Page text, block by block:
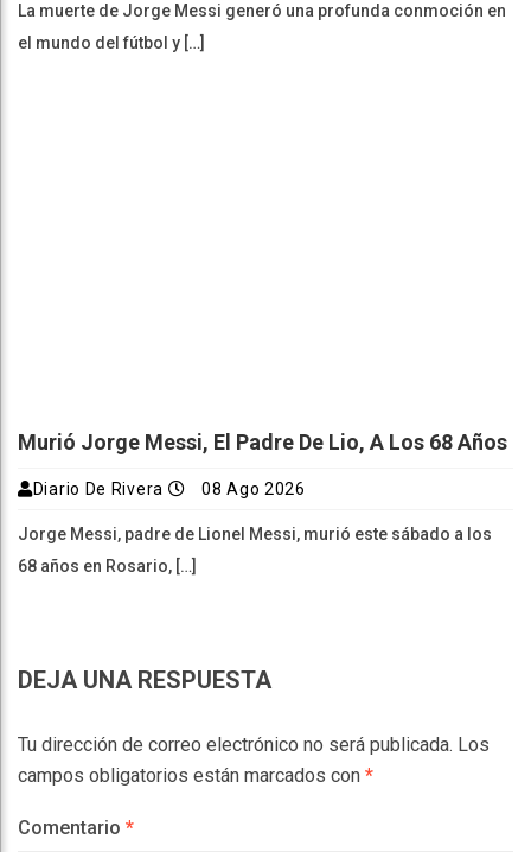
La muerte de Jorge Messi generó una profunda conmoción en
el mundo del fútbol y […]
Murió Jorge Messi, El Padre De Lio, A Los 68 Años
Diario De Rivera 08 Ago 2026
Jorge Messi, padre de Lionel Messi, murió este sábado a los
68 años en Rosario, […]
DEJA UNA RESPUESTA
Tu dirección de correo electrónico no será publicada. Los
campos obligatorios están marcados con *
Comentario *